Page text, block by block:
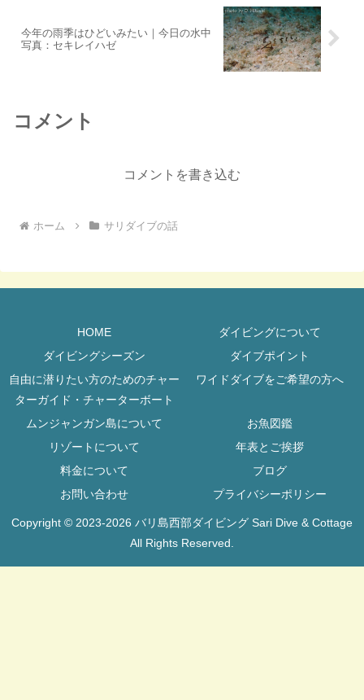
今年の雨季はひどいみたい｜今日の水中
写真：セキレイハゼ
コメント
コメントを書き込む
ホーム サリダイブの話
HOME
ダイビングについて
ダイビングシーズン
ダイブポイント
自由に潜りたい方のためのチャー
ターガイド・チャーターボート
ワイドダイブをご希望の方へ
ムンジャンガン島について
お魚図鑑
リゾートについて
年表とご挨拶
料金について
ブログ
お問い合わせ
プライバシーポリシー
Copyright © 2023-2026 バリ島西部ダイビング Sari Dive & Cottage
All Rights Reserved.